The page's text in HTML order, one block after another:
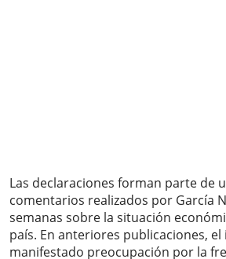
Las declaraciones forman parte de
comentarios realizados por García
semanas sobre la situación
país. En anteriores publicaciones,
manifestado preocupación por la